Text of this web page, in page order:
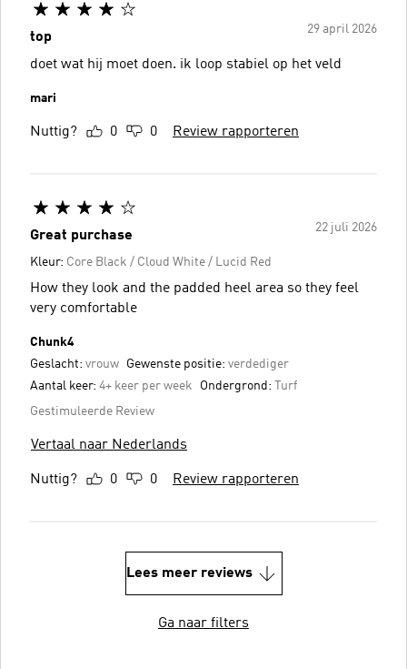
29 april 2026
top
doet wat hij moet doen. ik loop stabiel op het veld
mari
Nuttig? 0 0 Review rapporteren
22 juli 2026
Great purchase
Kleur: Core Black / Cloud White / Lucid Red
How they look and the padded heel area so they feel
very comfortable
Chunk4
Geslacht: vrouw Gewenste positie: verdediger
Aantal keer: 4+ keer per week Ondergrond:
Turf
Gestimuleerde Review
Vertaal naar Nederlands
Nuttig? 0 0 Review rapporteren
Lees meer reviews
Ga naar filters